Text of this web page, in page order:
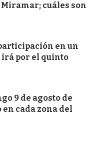
cuáles son
en un
irá por el quinto
9 de agosto de
en cada zona del